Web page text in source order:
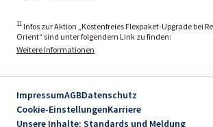
11 Infos zur Aktion „Kostenfreies Flexpaket-Upgrade bei
Orient“ sind unter folgendem Link zu finden:
Weitere Informationen
ImpressumAGBDatenschutz
Cookie-EinstellungenKarriere
Unsere Inhalte: Standards und Meldung